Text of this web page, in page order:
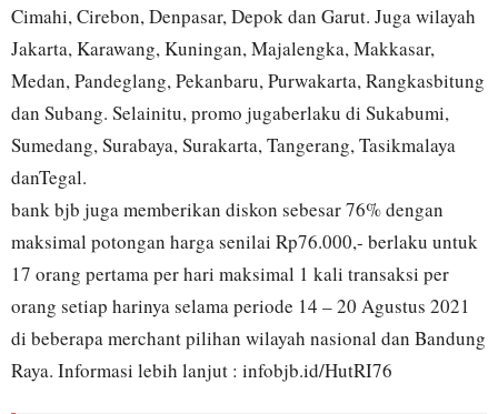
Cimahi, Cirebon, Denpasar, Depok dan Garut. Juga wilayah
Jakarta, Karawang, Kuningan, Majalengka, Makkasar,
Medan, Pandeglang, Pekanbaru, Purwakarta, Rangkasbitung
dan Subang. Selainitu, promo jugaberlaku di Sukabumi,
Sumedang, Surabaya, Surakarta, Tangerang, Tasikmalaya
danTegal.
bank bjb juga memberikan diskon sebesar 76% dengan
maksimal potongan harga senilai Rp76.000,- berlaku untuk
17 orang pertama per hari maksimal 1 kali transaksi per
orang setiap harinya selama periode 14 – 20 Agustus 2021
di beberapa merchant pilihan wilayah nasional dan Bandung
Raya. Informasi lebih lanjut : infobjb.id/HutRI76